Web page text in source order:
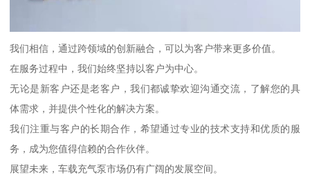
我们相信，通过跨领域的创新融合，可以为客户带来更多价值。
在服务过程中，我们始终坚持以客户为中心。
无论是新客户还是老客户，我们都诚挚欢迎沟通交流，了解您的具
体需求，并提供个性化的解决方案。
我们注重与客户的长期合作，希望通过专业的技术支持和优质的服
务，成为您值得信赖的合作伙伴。
展望未来，车载充气泵市场仍有广阔的发展空间。